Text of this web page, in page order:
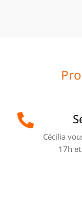
Cécilia
17h